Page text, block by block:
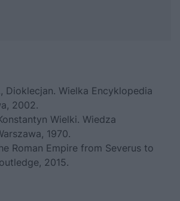
Dioklecjan. Wielka Encyklopedia
2002.
Wielki. Wiedza
1970.
Roman Empire from Severus to
2015.